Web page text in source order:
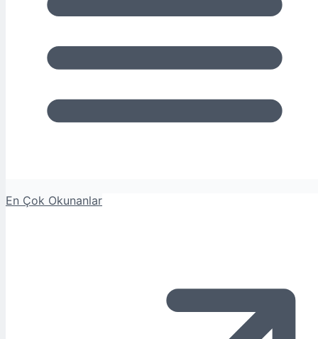
En Çok Okunanlar